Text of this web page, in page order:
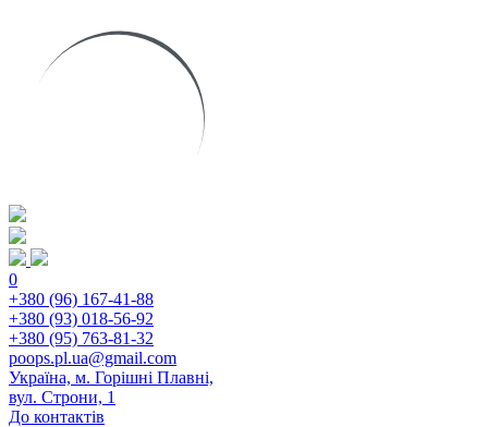
0
+380 (96) 167-41-88
+380 (93) 018-56-92
+380 (95) 763-81-32
poops.pl.ua@gmail.com
Україна, м. Горішні Плавні,
вул. Строни, 1
До контактів